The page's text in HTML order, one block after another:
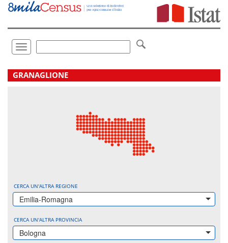
Vai
direttamente
Toggle
navigation
.
GRANAGLIONE
CERCA UN'ALTRA REGIONE
Emilia-Romagna
CERCA UN'ALTRA PROVINCIA
Bologna